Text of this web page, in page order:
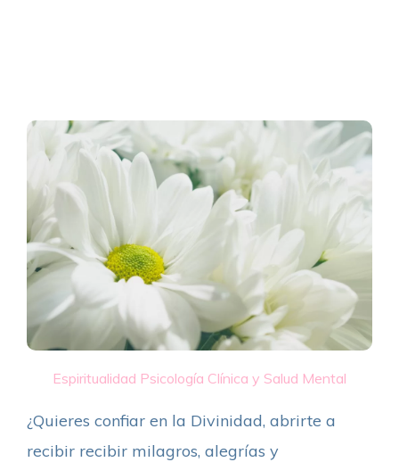
Espiritualidad Psicología Clínica y Salud Mental
¿Quieres confiar en la Divinidad, abrirte a
recibir recibir milagros, alegrías y